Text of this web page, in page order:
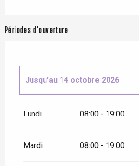
Périodes d'ouverture
Jusqu'au 14 octobre 2026
décembre 2026
Lundi 08:00 - 19:00
Mardi 08:00 - 19:00